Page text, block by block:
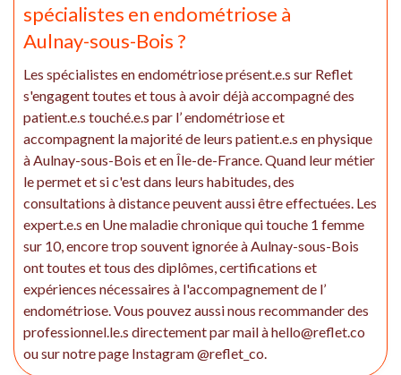
spécialistes en endométriose à
Aulnay-sous-Bois ?
Les spécialistes en endométriose présent.e.s sur Reflet
s'engagent toutes et tous à avoir déjà accompagné des
patient.e.s touché.e.s par l’ endométriose et
accompagnent la majorité de leurs patient.e.s en physique
à Aulnay-sous-Bois et en Île-de-France. Quand leur métier
le permet et si c'est dans leurs habitudes, des
consultations à distance peuvent aussi être effectuées. Les
expert.e.s en Une maladie chronique qui touche 1 femme
sur 10, encore trop souvent ignorée à Aulnay-sous-Bois
ont toutes et tous des diplômes, certifications et
expériences nécessaires à l'accompagnement de l’
endométriose. Vous pouvez aussi nous recommander des
professionnel.le.s directement par mail à hello@reflet.co
ou sur notre page Instagram @reflet_co.